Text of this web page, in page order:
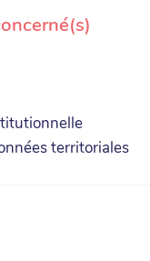
territoriales